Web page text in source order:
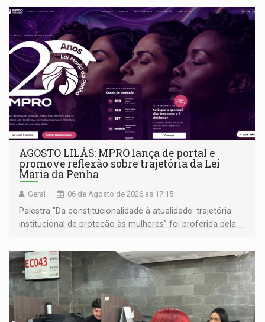
AGOSTO LILÁS: MPRO lança de portal e
promove reflexão sobre trajetória da Lei
Maria da Penha
Geral 06 de Agosto de 2026 às 17:15
Palestra "Da constitucionalidade à atualidade: trajetória
institucional de proteção às mulheres” foi proferida pela
Goiás